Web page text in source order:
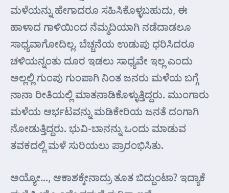
ಮಳೆಯನ್ನು ಹೇಗಾದರೂ ಸಹಿಸಿಕೊಳ್ಳಬಹುದು, ಈ
ಹಾಳಾದ ಗಾಳಿಯಿಂದ ನೆಮ್ಮದಿಯಾಗಿ ನಡೆದಾಡಲೂ
ಸಾಧ್ಯವಾಗೋದಿಲ್ಲ. ಬೆಚ್ಚನೆಯ ಉಡುಪು ಧರಿಸಿದರೂ
ಚಳಿಯನ್ನಂತು ದೂರ ಇಡಲು ಸಾಧ್ಯವೇ ಇಲ್ಲ ಎಂದು
ಅಲ್ಲಲ್ಲಿ ಗುಂಪು ಗುಂಪಾಗಿ ನಿಂತ ಜನರು ಮಳೆಯ ಬಗ್ಗೆ
ನಾನಾ ರೀತಿಯಲ್ಲಿ ಮಾತನಾಡಿಕೊಳ್ಳುತ್ತಿದ್ದರು. ಮುಂಗಾರು
ಮಳೆಯ ಆರ್ಭಟವನ್ನು ಮಡಿಕೇರಿಯ ಜನತೆ ದಂಗಾಗಿ
ನೋಡುತ್ತಿದ್ದರು. ಭುವಿ-ಬಾನನ್ನು ಒಂದು ಮಾಡುವ
ತವಕದಲ್ಲಿ ಮಳೆ ಸುರಿಯಲು ಪ್ರಾರಂಭಿಸಿತು.
ಅಯ್ಯೋ…, ಆಕಾಶಕ್ಕೇನಾದ್ರು ತೂತ ಬಿದ್ದುಂಟಾ? ಇದ್ಯಾಕೆ